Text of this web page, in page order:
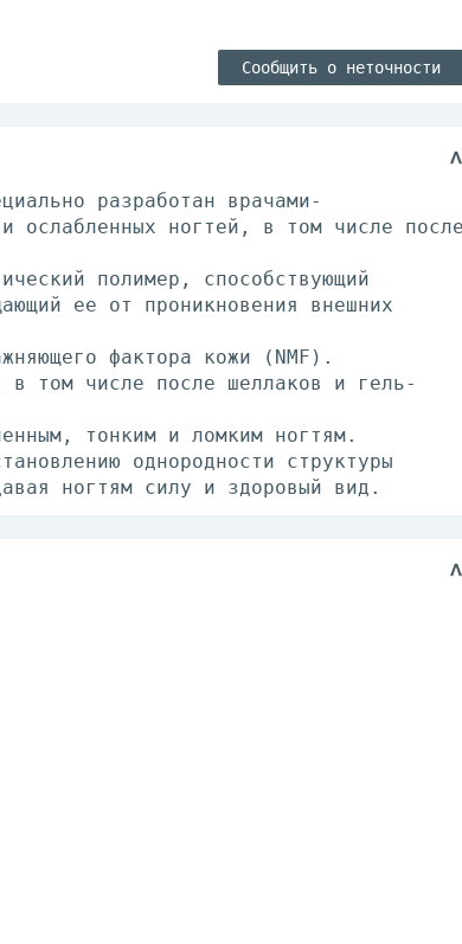
Сообщить о неточности
разработан врачами-
ослабленных ногтей, в том числе после
полимер, способствующий
ее от проникновения внешних
фактора кожи (NMF).
в том числе после шеллаков и гель-
тонким и ломким ногтям.
однородности структуры
ногтям силу и здоровый вид.